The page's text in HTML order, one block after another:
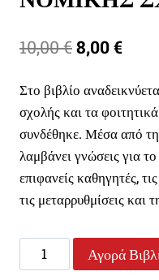
10,00€Original
was:
10,00 €.
8,00€Η
τιμή
είναι:
8,00
Στο βιβλίο
σχολής και τα
συνδέθηκε. Μέσα από
λαμβάνει γνώσεις για
επιφανείς καθηγητές,
τις μεταρρυθμίσεις και
ΙΣΤΟΡΙΚΟΙ
ΣΤΑΘΜΟΙ
Αγορά